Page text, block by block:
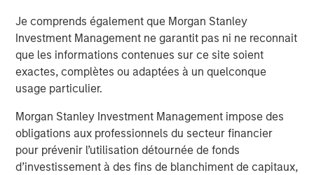
Je comprends également que Morgan Stanley
Investment Management ne garantit pas ni ne reconnait
que les informations contenues sur ce site soient
exactes, complètes ou adaptées à un quelconque
usage particulier.
Morgan Stanley Investment Management impose des
obligations aux professionnels du secteur financier
pour prévenir l’utilisation détournée de fonds
d’investissement à des fins de blanchiment de capitaux,
solutions company dedicated to helping facilities achieve
their environmental goals and navigate regulatory
changes. With more than 2,200 employees located in
60-plus offices across the U.S. and Canada, Alliance
specializes in Environmental Compliance, On-site Testing
Driven by innovation, committed to service, and focused
on client success, Alliance delivers on the promise of
reliability, results, and responsiveness.